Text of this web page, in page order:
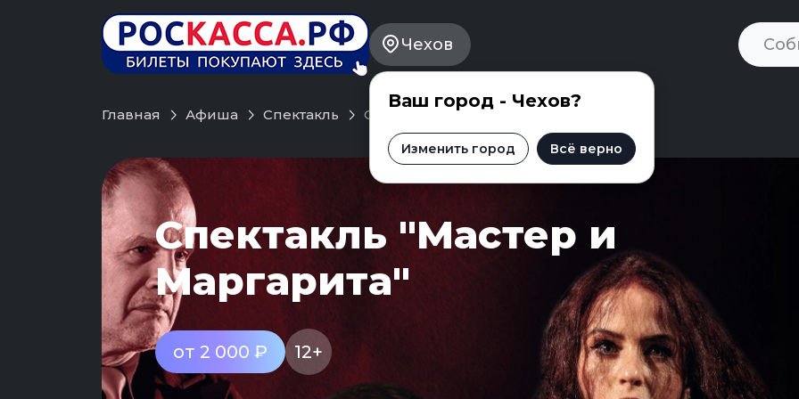
Чехов
Ваш город - Чехов?
Изменить город Всё верно
Главная Афиша Спектакль Спектакль "Мастер и Маргарита"
Спектакль "Мастер и
Маргарита"
от 2 000 ₽ 12+